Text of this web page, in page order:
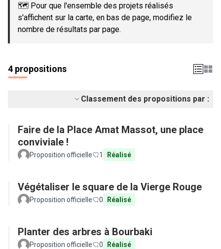
🗺️ Pour que l'ensemble des projets réalisés
s'affichent sur la carte, en bas de page, modifiez le
nombre de résultats par page.
4 propositions
Classement des propositions par :
Faire de la Place Amat Massot, une place
conviviale !
Proposition officielle 1 Réalisé
Végétaliser le square de la Vierge Rouge
Proposition officielle 0 Réalisé
Planter des arbres à Bourbaki
Proposition officielle 0 Réalisé